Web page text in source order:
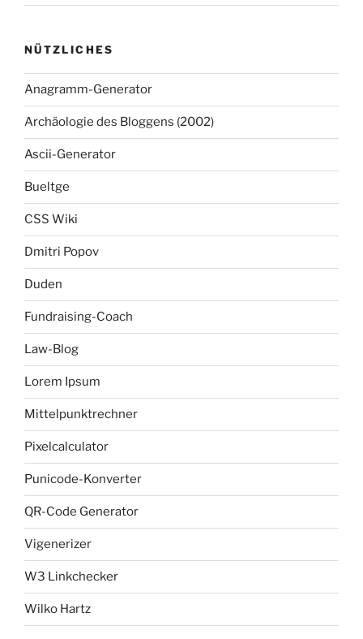
NÜTZLICHES
Anagramm-Generator
Archäologie des Bloggens (2002)
Ascii-Generator
Bueltge
CSS Wiki
Dmitri Popov
Duden
Fundraising-Coach
Law-Blog
Lorem Ipsum
Mittelpunktrechner
Pixelcalculator
Punicode-Konverter
QR-Code Generator
Vigenerizer
W3 Linkchecker
Wilko Hartz